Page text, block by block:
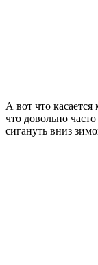
А вот что
что довольно
сигануть вниз